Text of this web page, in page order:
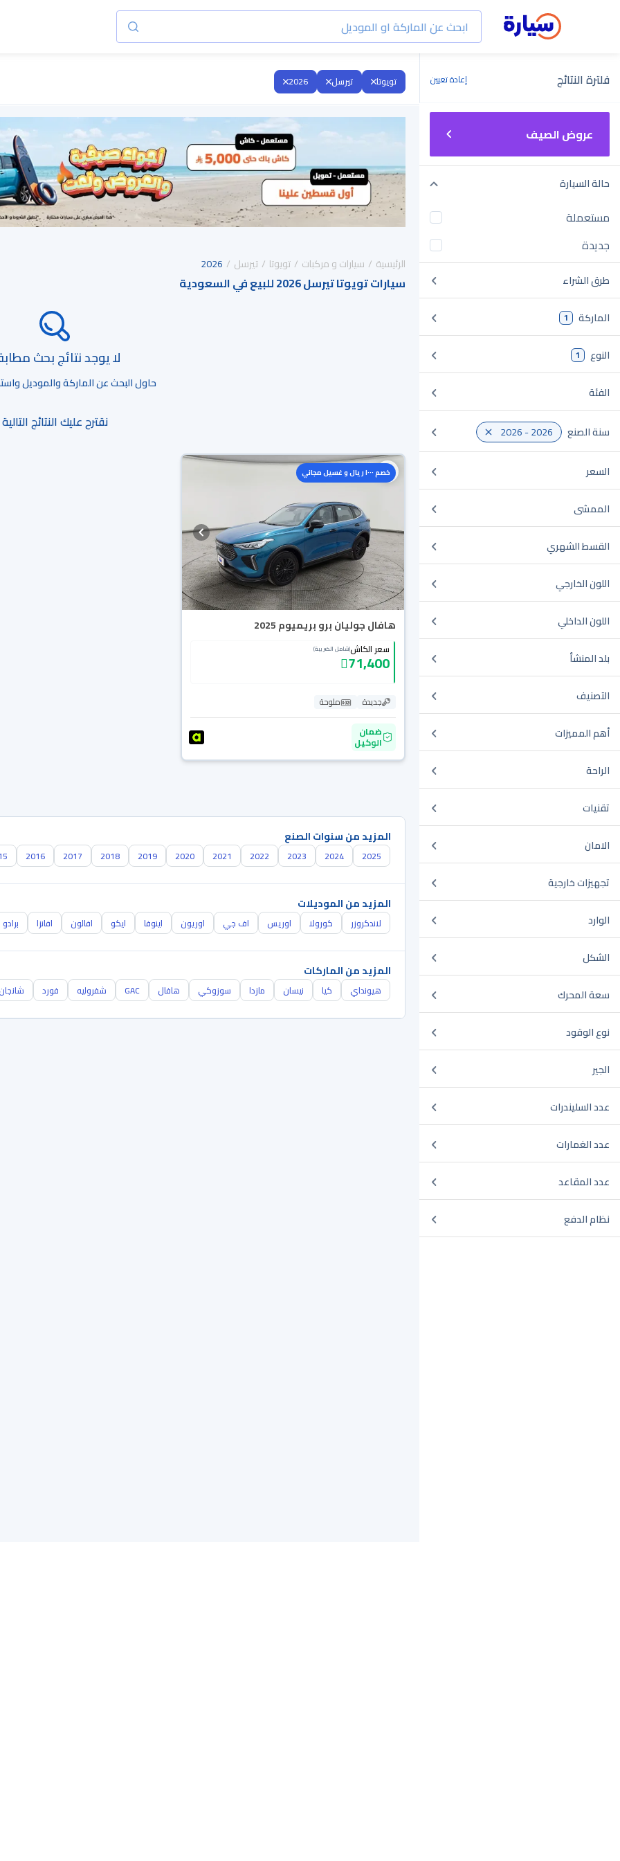
فلترة النتائج إعادة تعيين
عروض الصيف
حالة السيارة
مستعملة
جديدة
طرق الشراء
الماركة 1
النوع 1
الفئة
سنة الصنع 2026 - 2026
السعر
الممشى
القسط الشهري
اللون الخارجي
اللون الداخلي
بلد المنشأ
التصنيف
أهم المميزات
الراحة
تقنيات
الامان
تجهيزات خارجية
الوارد
الشكل
سعة المحرك
نوع الوقود
الجير
عدد السليندرات
عدد الغمارات
عدد المقاعد
نظام الدفع
تويوتا تيرسل 2026
الرئيسية سيارات و مركبات تويوتا تيرسل 2026
سيارات تويوتا تيرسل 2026 للبيع في السعودية
لا يوجد نتائج بحث
حاول البحث عن الماركة والموديل
نقترح عليك النتائج التالية
خصم ١٠٠٠ ريال و غسيل مجاني
هافال جوليان برو بريميوم 2025
سعر الكاش(شامل الضريبة)
71,400
جديدة
ملوحة
ضمان
الوكيل
المزيد من سنوات الصنع
2025
2024
2023
2022
2021
2020
2019
2018
2017
2016
المزيد من الموديلات
لاندكروزر كورولا اوريس اف جي اوريون اينوفا ايكو افالون افانزا برادو
المزيد من الماركات
هيونداي كيا نيسان مازدا سوزوكي هافال GAC شفروليه فورد شانجان